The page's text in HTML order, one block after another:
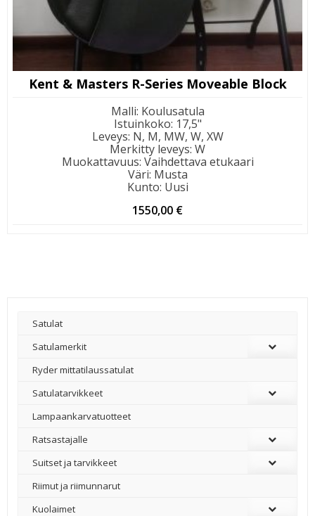
Kent & Masters R-Series Moveable Block
Malli: Koulusatula
Istuinkoko: 17,5"
Leveys: N, M, MW, W, XW
Merkitty leveys: W
Muokattavuus: Vaihdettava etukaari
Väri: Musta
Kunto: Uusi
1550,00 €
Satulat
Satulamerkit
Ryder mittatilaussatulat
Satulatarvikkeet
–
Lampaankarvatuotteet
Ratsastajalle
Suitset ja tarvikkeet
Riimut ja riimunnarut
Kuolaimet